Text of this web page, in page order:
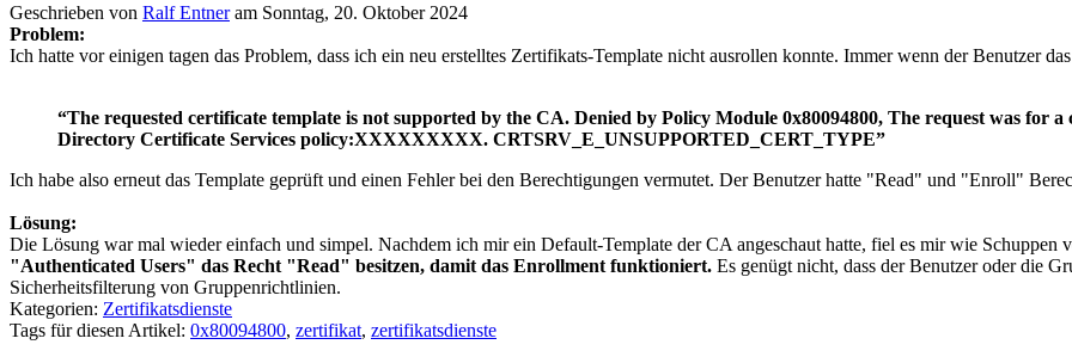
Geschrieben von Ralf Entneram Sonntag, 20. Oktober 2024
Problem:
Ich hatte vor einigen tagen das Problem, dass ich ein neu erstelltes Zertifikats-Template nicht ausrollen konnte. Immer wenn der Benutzer
“The requested certificate template is not supported by the CA. Denied by Policy Module 0x80094800, The request was for
Directory Certificate Services policy:XXXXXXXXX. CRTSRV_E_UNSUPPORTED_CERT_TYPE”
Ich habe also erneut das Template geprüft und einen Fehler bei den Berechtigungen vermutet. Der Benutzer hatte "Read" und "Enroll"
Lösung:
Die Lösung war mal wieder einfach und simpel. Nachdem ich mir ein Default-Template der CA angeschaut hatte, fiel es mir wie Schuppen
"Authenticated Users" das Recht "Read" besitzen, damit das Enrollment funktioniert. Es genügt nicht, dass der Benutzer oder die
Sicherheitsfilterung von Gruppenrichtlinien.
Kategorien: Zertifikatsdienste
Tags für diesen Artikel: 0x80094800, zertifikat, zertifikatsdienste